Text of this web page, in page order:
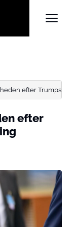
efter Trumps
efter